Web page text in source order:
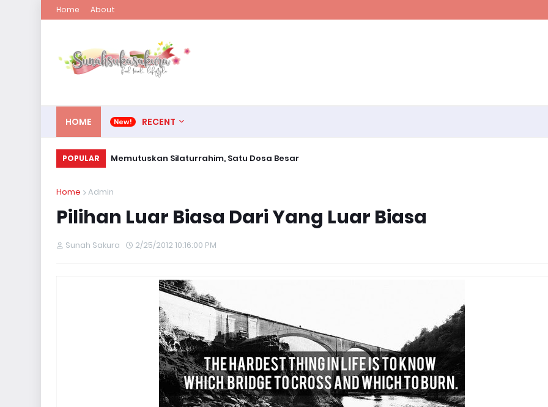
Home About
HOME RECENT
POPULAR Memutuskan Silaturrahim, Satu Dosa Besar
Home Admin
Pilihan Luar Biasa Dari Yang Luar Biasa
Sunah Sakura 2/25/2012 10:16:00 PM